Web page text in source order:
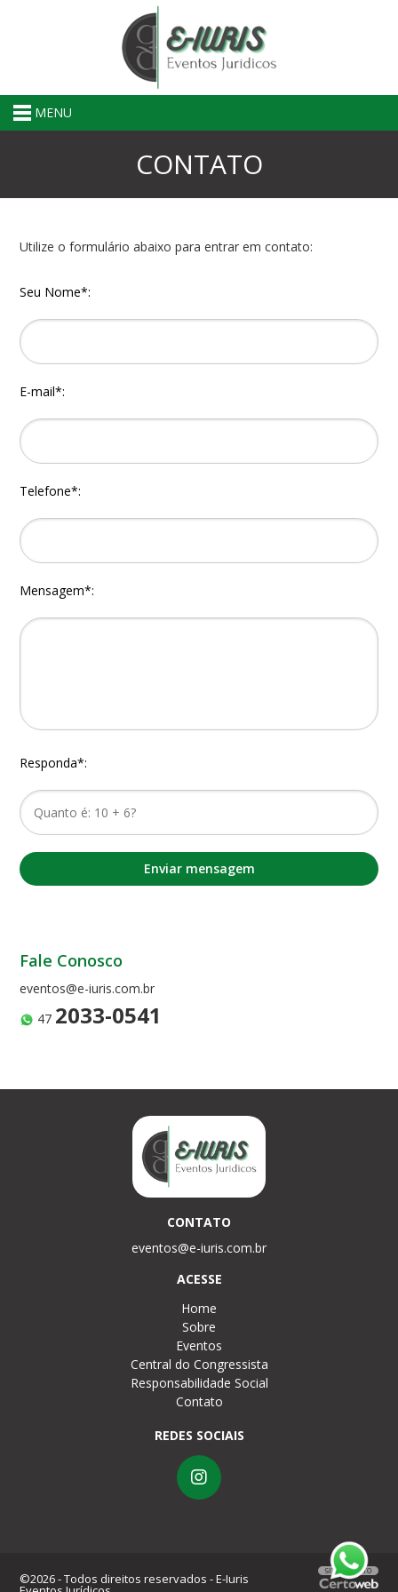
MENU
CONTATO
Utilize o formulário abaixo para entrar em contato:
Seu Nome*:
E-mail*:
Telefone*:
Mensagem*:
Responda*:
Enviar mensagem
Fale Conosco
eventos@e-iuris.com.br
47 2033-0541
CONTATO
eventos@e-iuris.com.br
ACESSE
Home
Sobre
Eventos
Central do Congressista
Responsabilidade Social
Contato
REDES SOCIAIS
©2026 - Todos direitos reservados - E-Iuris